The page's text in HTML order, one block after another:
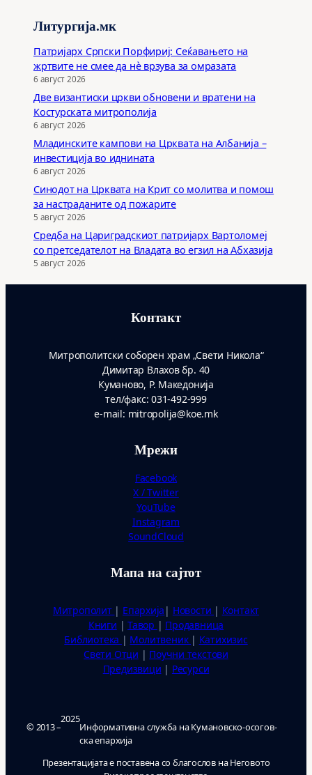
Литургија.мк
Патријарх Српски Порфириј: Сеќавањето на
жртвите не смее да нѐ врзува за омразата
6 август 2026
Две византиски цркви обновени и вратени на
Костурската митрополија
6 август 2026
Младинските кампови на Црквата на Албанија –
инвестиција во иднината
6 август 2026
Синодот на Црквата на Крит со молитва и помош
за настраданите од пожарите
5 август 2026
Средба на Цариградскиот патријарх Вартоломеј
со претседателот на Владата во егзил на Абхазија
5 август 2026
Контакт
Митрополитски соборен храм „Свети Никола“
Димитар Влахов бр. 40
Куманово, Р. Македонија
тел/факс: 031-492-999
e-mail: mitropolija@koe.mk
Мрежи
Facebook
X / Twitter
YouTube
Instagram
SoundCloud
Мапа на сајтот
Митрополит | Епархија | Новости | Контакт
Книги |Тавор | Продавница
Библиотека | Молитвеник | Катихизис
Свети Отци | Поучни текстови
Предизвици | Ресурси
© 2013 –
2025
Ин­фор­ма­тив­на служ­ба на Ку­ма­нов­ско-осо­гов­
ска епар­хи­ја
Презентацијата е поставена со благослов на Неговото